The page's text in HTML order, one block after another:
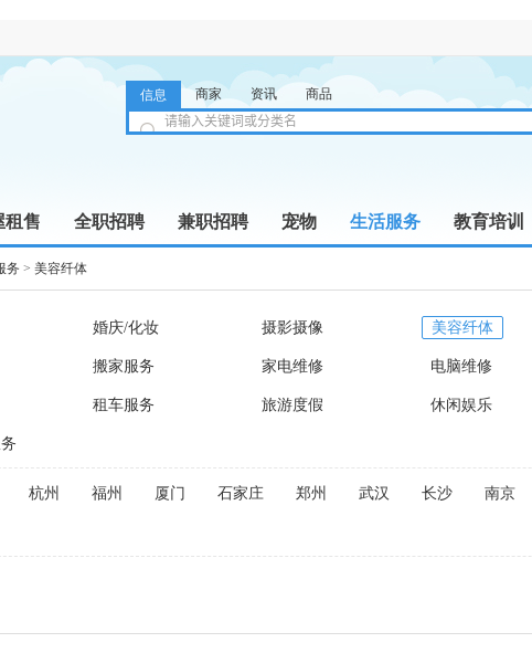
信息 商家 资讯 商品
租售 全职招聘 兼职招聘 宠物 生活服务 教育培训
务 > 美容纤体
婚庆/化妆 摄影摄像 美容纤体
搬家服务 家电维修 电脑维修
租车服务 旅游度假 休闲娱乐
杭州 福州 厦门 石家庄 郑州 武汉 长沙 南京